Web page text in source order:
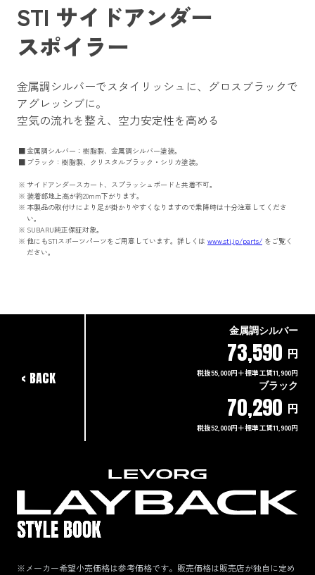
STI サイドアンダー
スポイラー
金属調シルバーでスタイリッシュに、グロスブラックで
アグレッシブに。
空気の流れを整え、空力安定性を高める
金属調シルバー：樹脂製、金属調シルバー塗装。
ブラック：樹脂製、クリスタルブラック・シリカ塗装。
サイドアンダースカート、スプラッシュボードと共着不可。
装着部地上高が約20mm下がります。
本製品の取付けにより足が掛かりやすくなりますので乗降時は十分注意してくださ
い。
SUBARU純正保証対象。
他にもSTIスポーツパーツをご用意しています。詳しくは www.sti.jp/parts/ をご覧く
ださい。
BACK
金属調シルバー
73,590 円
税抜55,000円＋標準工賃11,900円
ブラック
70,290 円
税抜52,000円＋標準工賃11,900円
※メーカー希望小売価格は参考価格です。販売価格は販売店が独自に定め